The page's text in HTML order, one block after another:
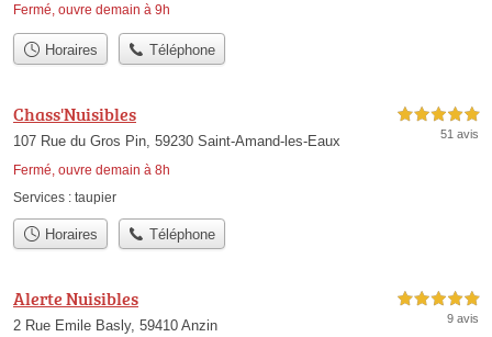
Fermé, ouvre demain à 9h
Horaires Téléphone
Chass'Nuisibles
107 Rue du Gros Pin, 59230 Saint-Amand-les-Eaux
Fermé, ouvre demain à 8h
5,0 étoiles sur 5
51 avis
Services : taupier
Horaires Téléphone
Alerte Nuisibles
2 Rue Emile Basly, 59410 Anzin
5,0 étoiles sur 5
9 avis